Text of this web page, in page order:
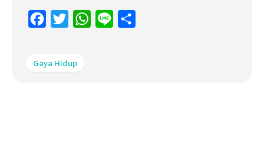
Facebook
Twitter WhatsApp
Line
Gaya Hidup